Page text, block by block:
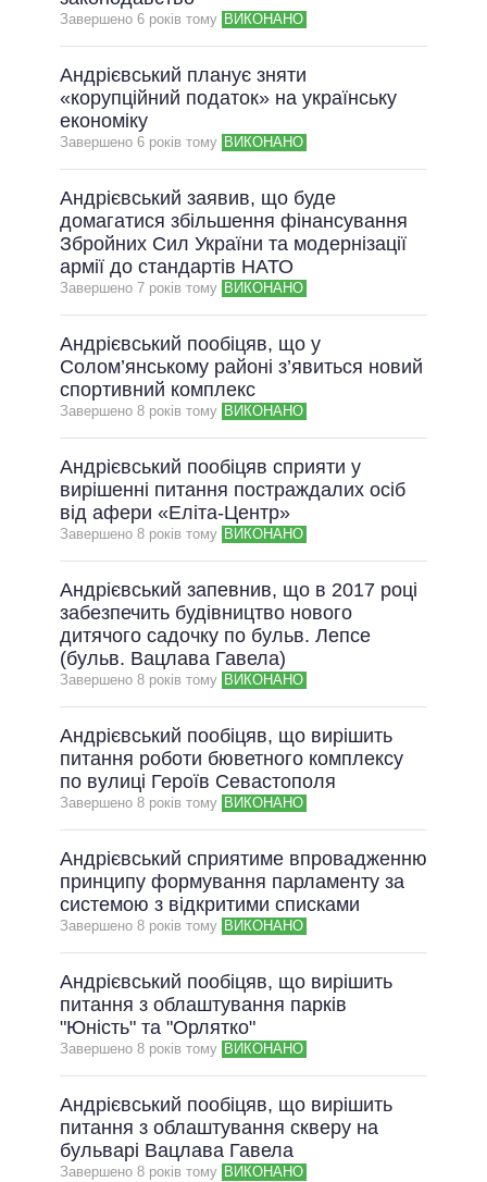
ВСІ ОБІЦЯНКИ
Завершено 6 рокiв тому ВИКОНАНО
Андрієвський планує зняти
«корупційний податок» на українську
економіку
Завершено 6 рокiв тому ВИКОНАНО
Андрієвський заявив, що буде
домагатися збільшення фінансування
Збройних Сил України та модернізації
армії до стандартів НАТО
Завершено 7 рокiв тому ВИКОНАНО
Андрієвський пообіцяв, що у
Солом’янському районі з’явиться новий
спортивний комплекс
Завершено 8 рокiв тому ВИКОНАНО
Андрієвський пообіцяв сприяти у
вирішенні питання постраждалих осіб
від афери «Еліта-Центр»
Завершено 8 рокiв тому ВИКОНАНО
Андрієвський запевнив, що в 2017 році
забезпечить будівництво нового
дитячого садочку по бульв. Лепсе
(бульв. Вацлава Гавела)
Завершено 8 рокiв тому ВИКОНАНО
Андрієвський пообіцяв, що вирішить
питання роботи бюветного комплексу
по вулиці Героїв Севастополя
Завершено 8 рокiв тому ВИКОНАНО
Андрієвський сприятиме впровадженню
принципу формування парламенту за
системою з відкритими списками
Завершено 8 рокiв тому ВИКОНАНО
Андрієвський пообіцяв, що вирішить
питання з облаштування парків
"Юність" та "Орлятко"
Завершено 8 рокiв тому ВИКОНАНО
Андрієвський пообіцяв, що вирішить
питання з облаштування скверу на
бульварі Вацлава Гавела
Завершено 8 рокiв тому ВИКОНАНО